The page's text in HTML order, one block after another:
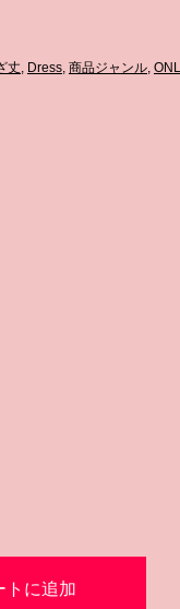
丈 Dress, 商品ジャンル,